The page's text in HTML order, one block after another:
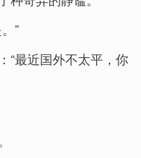
”
“最近国外不太平，你